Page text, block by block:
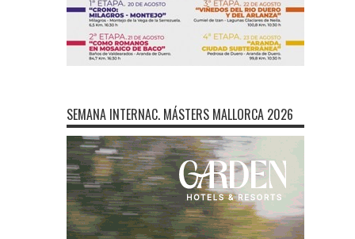
SEMANA INTERNAC. MÁSTERS MALLORCA 2026